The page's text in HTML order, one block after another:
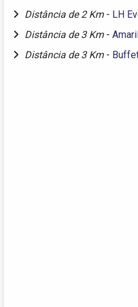
Distância de 2 Km - LH
Distância de 3 Km -
Distância de 3 Km -